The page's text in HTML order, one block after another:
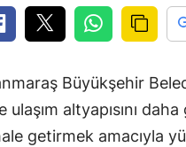
Büyükşehir
ulaşım altyapısını
getirmek amacıyla